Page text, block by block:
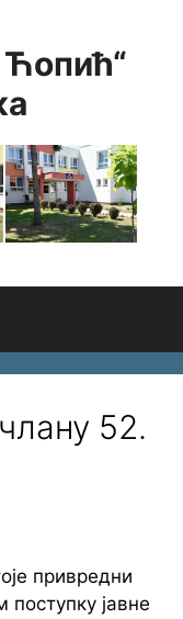
52.
привредни
поступку јавне